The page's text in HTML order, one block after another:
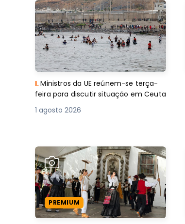
I.Ministros da UE reúnem-se terça-
feira para discutir situação em Ceuta
1 agosto 2026
PREMIUM